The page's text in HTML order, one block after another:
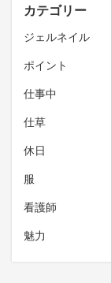
カテゴリー
ジェルネイル
ポイント
仕事中
仕草
休日
服
看護師
魅力